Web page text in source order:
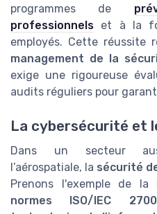
programmes de
professionnels et à la
employés. Cette réussite
management de la
exige une rigoureuse
audits réguliers pour
La cybersécurité et
Dans un secteur
l’aérospatiale, la sécurité
Prenons l'exemple de
normes ISO/IEC